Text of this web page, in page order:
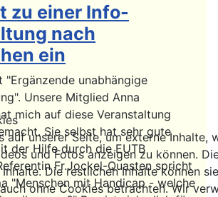
zu einer Info-
nach
ein
"Ergänzende unabhängige
Unsere Mitglied Anna
mich auf diese Veranstaltung
Sie selbst hat sehr gute
der Hilfe durch die EUTB
Fr.Jockel-Quasten spricht
"Menschen mit Handicap - welche
auf unserer Seite, um externe Inhalte,
und Fotos anzeigen zu können.
Die restlichen Inhalte können sie
ohne Cookies betrachten. Wir